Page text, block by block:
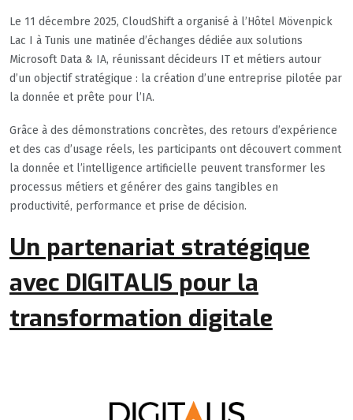
Le 11 décembre 2025, CloudShift a organisé à l’Hôtel Mövenpick
Lac I à Tunis une matinée d’échanges dédiée aux solutions
Microsoft Data & IA, réunissant décideurs IT et métiers autour
d’un objectif stratégique : la création d’une entreprise pilotée par
la donnée et prête pour l’IA.
Grâce à des démonstrations concrètes, des retours d’expérience
et des cas d’usage réels, les participants ont découvert comment
la donnée et l’intelligence artificielle peuvent transformer les
processus métiers et générer des gains tangibles en
productivité, performance et prise de décision.
Un partenariat stratégique
avec DIGITALIS pour la
transformation digitale